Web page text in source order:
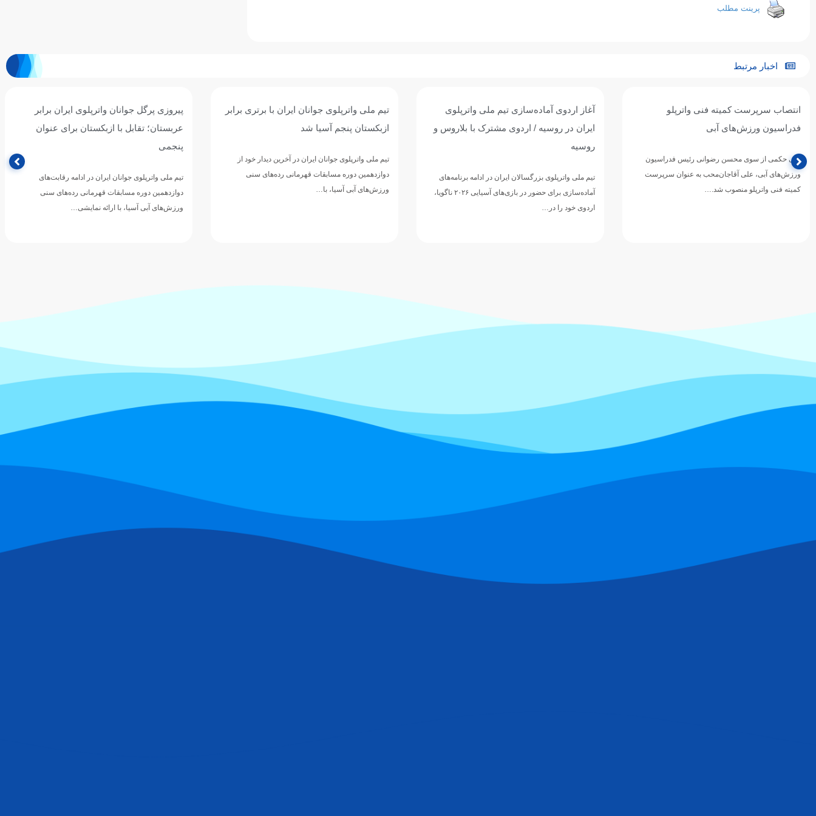
پرینت مطلب
اخبار مرتبط
آغاز اردوی آماده‌سازی تیم ملی واترپلوی
ایران در روسیه / اردوی مشترک با بلاروس و
تیم ملی واترپلوی بزرگسالان ایران در ادامه برنامه‌های
تیم ملی واترپلوی جوانان ایران با برتری برابر
ازبکستان پنجم آسیا شد
دوازدهمین دوره مسابقات قهرمانی رده‌های سنی
ورزش‌های آبی آسیا، با…
پیروزی پرگل جوانان واترپلوی ایران برابر
عربستان؛ تقابل با ازبکستان برای عنوان
تیم ملی واترپلوی جوانان ایران در ادامه رقابت‌های
دوازدهمین دوره مسابقات قهرمانی رده‌های سنی
سومین برد جوانان واترپلوی ایران با شکست
پرگل سریلانکا/ نوبت به قزاقستان رسید
تیم ملی واترپلوی جوانان ایران در چهارمین دیدار خود از
مرحله گروهی دوازدهمین دوره مسابقات قهرمانی
رده‌های سنی ورزش‌های آبی…